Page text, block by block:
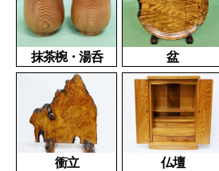
抹茶椀・湯呑 盆
衝立 仏壇